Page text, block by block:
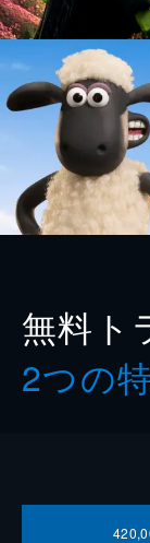
無料ト
2つの